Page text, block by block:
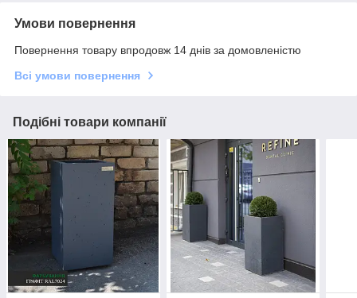
Умови повернення
Повернення товару впродовж 14 днів за домовленістю
Всі умови повернення
Подібні товари компанії